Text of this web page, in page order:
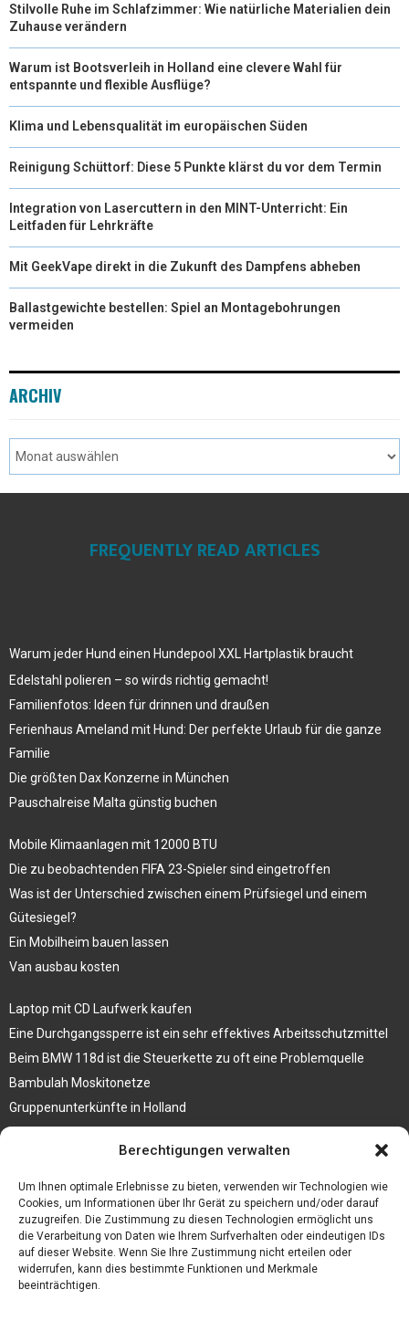
Berechtigungen verwalten
Um Ihnen optimale Erlebnisse zu bieten, verwenden wir Technologien wie
Cookies, um Informationen über Ihr Gerät zu speichern und/oder darauf
zuzugreifen. Die Zustimmung zu diesen Technologien ermöglicht uns
die Verarbeitung von Daten wie Ihrem Surfverhalten oder eindeutigen IDs
auf dieser Website. Wenn Sie Ihre Zustimmung nicht erteilen oder
widerrufen, kann dies bestimmte Funktionen und Merkmale
beeinträchtigen.
Stilvolle Ruhe im Schlafzimmer: Wie natürliche Materialien dein
Zuhause verändern
Warum ist Bootsverleih in Holland eine clevere Wahl für
entspannte und flexible Ausflüge?
Klima und Lebensqualität im europäischen Süden
Reinigung Schüttorf: Diese 5 Punkte klärst du vor dem Termin
Integration von Lasercuttern in den MINT-Unterricht: Ein
Leitfaden für Lehrkräfte
Mit GeekVape direkt in die Zukunft des Dampfens abheben
Ballastgewichte bestellen: Spiel an Montagebohrungen
vermeiden
ARCHIV
FREQUENTLY READ ARTICLES
Warum jeder Hund einen Hundepool XXL Hartplastik braucht
Edelstahl polieren – so wirds richtig gemacht!
Familienfotos: Ideen für drinnen und draußen
Ferienhaus Ameland mit Hund: Der perfekte Urlaub für die ganze
Familie
Die größten Dax Konzerne in München
Pauschalreise Malta günstig buchen
Mobile Klimaanlagen mit 12000 BTU
Die zu beobachtenden FIFA 23-Spieler sind eingetroffen
Was ist der Unterschied zwischen einem Prüfsiegel und einem
Gütesiegel?
Ein Mobilheim bauen lassen
Van ausbau kosten
Laptop mit CD Laufwerk kaufen
Eine Durchgangssperre ist ein sehr effektives Arbeitsschutzmittel
Beim BMW 118d ist die Steuerkette zu oft eine Problemquelle
Bambulah Moskitonetze
Gruppenunterkünfte in Holland
Jutebeutel kaufen und ihre Strapazierfähigkeit nutzen
Personalhandbuch
10 Tipps um einen guten Eindruck zu machen
Sahnemaschine